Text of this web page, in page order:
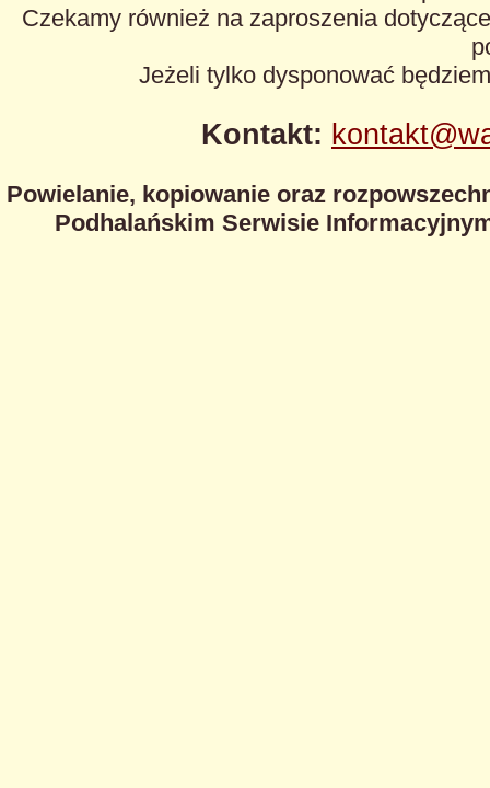
Czekamy również na zaproszenia
Jeżeli tylko dysponować
Kontakt:
Powielanie, kopiowanie oraz
Podhalańskim Serwisie